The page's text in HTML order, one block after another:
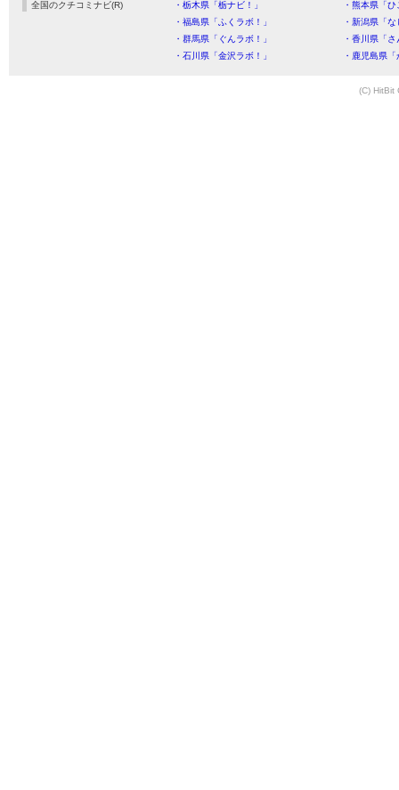
全国のクチコミナビ(R) ・栃木県「栃ナビ！」
・熊本県「
・福島県「ふくラボ！」
・新潟県「
・群馬県「ぐんラボ！」
・香川県「
・石川県「金沢ラボ！」
・鹿児島県
(C) HitBit